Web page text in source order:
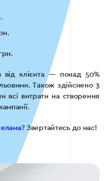
від клієнта — понад 50%
Також здійснено 3
всі витрати на створення
? Звертайтесь до нас!